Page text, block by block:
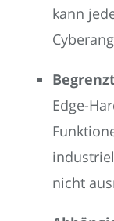
kann
Edge-
nicht